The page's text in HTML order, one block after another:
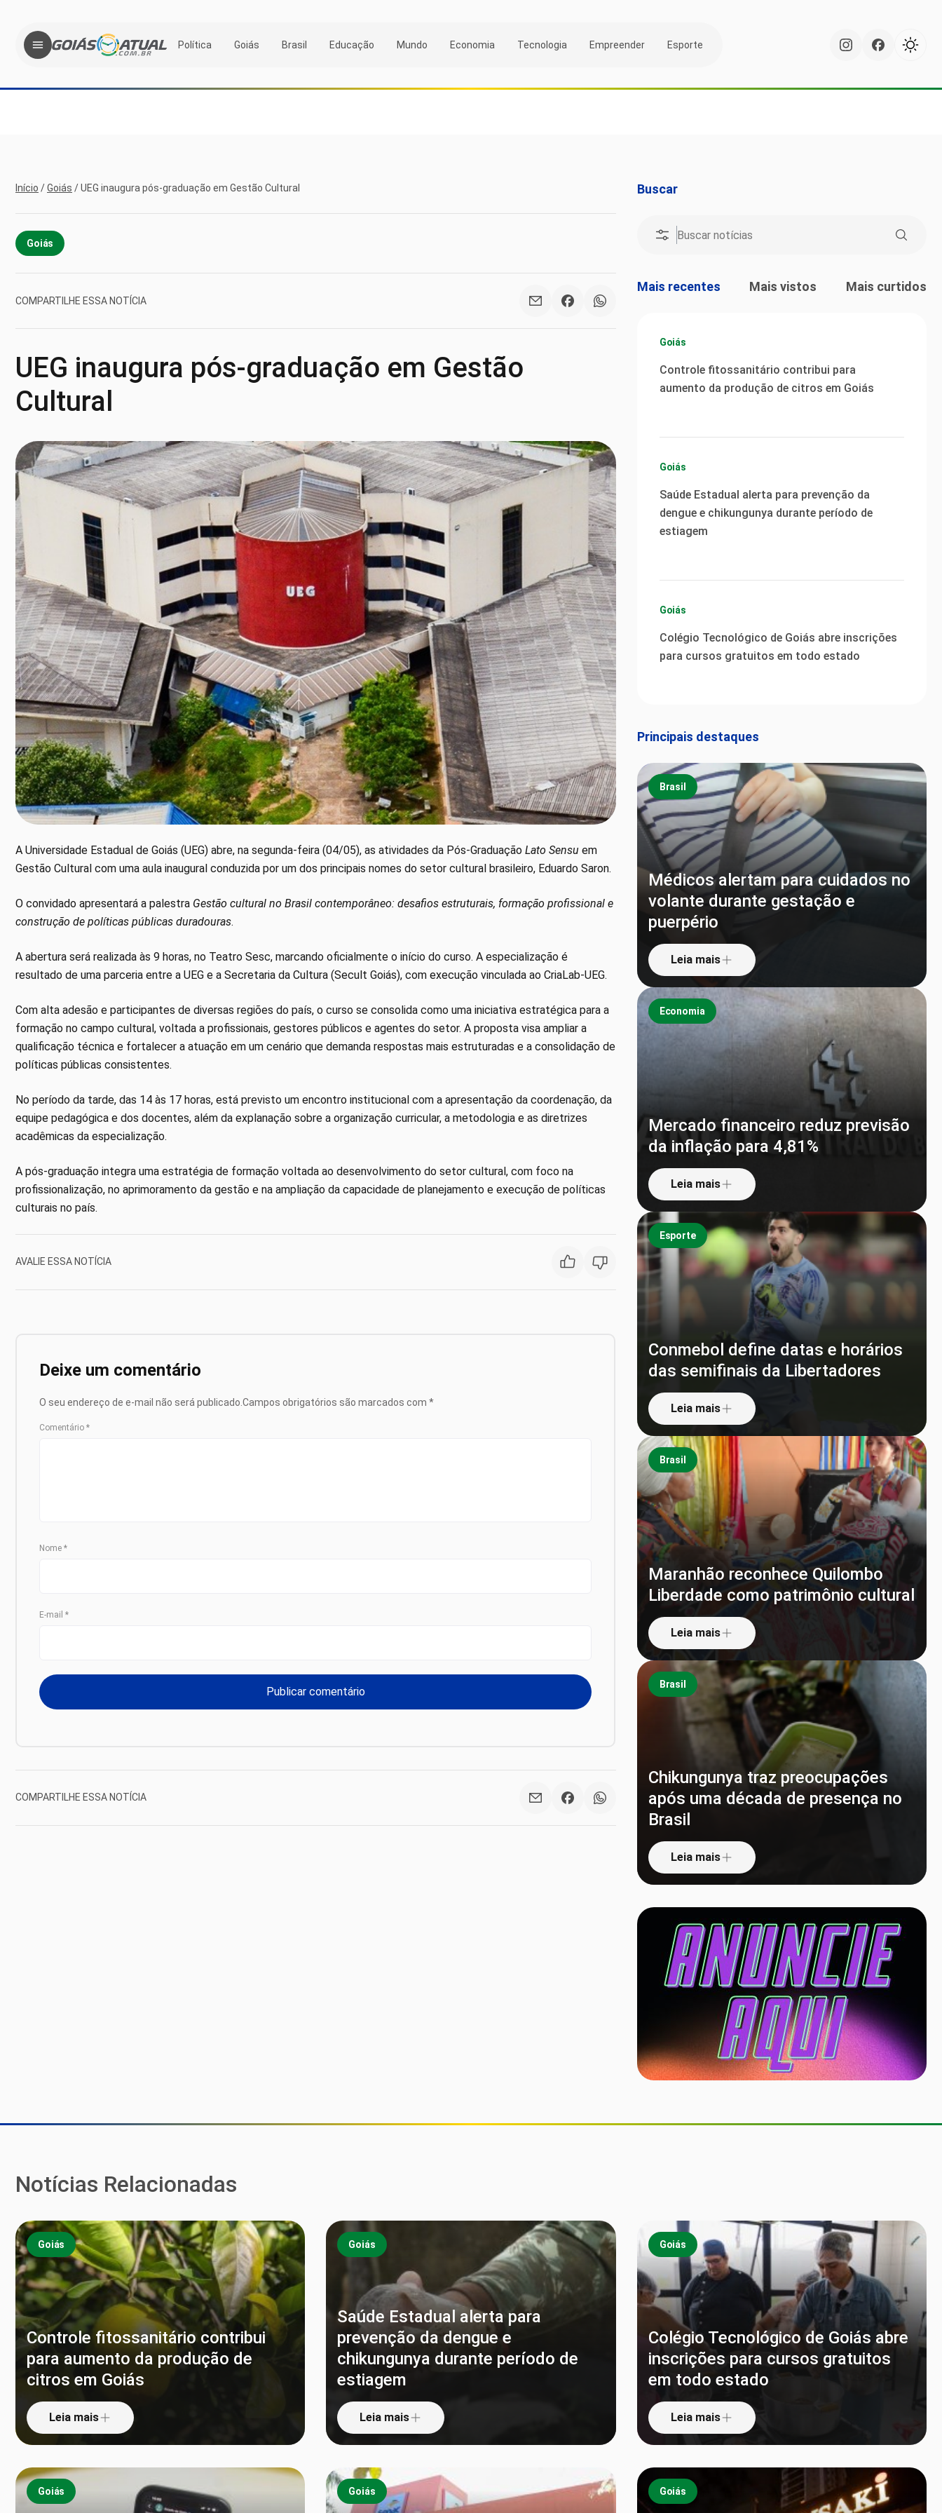
Política Goiás Brasil Educação Mundo Economia Tecnologia Empreender Esporte
Início /Goiás /UEG inaugura pós-graduação em Gestão Cultural
Goiás
COMPARTILHE ESSA NOTÍCIA
UEG inaugura pós-graduação em Gestão
Cultural
A Universidade Estadual de Goiás (UEG) abre, na segunda-feira (04/05), as atividades da Pós-Graduação Lato Sensu em
Gestão Cultural com uma aula inaugural conduzida por um dos principais nomes do setor cultural brasileiro, Eduardo Saron.
O convidado apresentará a palestra Gestão cultural no Brasil contemporâneo: desafios estruturais, formação profissional e
construção de políticas públicas duradouras.
A abertura será realizada às 9 horas, no Teatro Sesc, marcando oficialmente o início do curso. A especialização é
resultado de uma parceria entre a UEG e a Secretaria da Cultura (Secult Goiás), com execução vinculada ao CriaLab-UEG.
Com alta adesão e participantes de diversas regiões do país, o curso se consolida como uma iniciativa estratégica para a
formação no campo cultural, voltada a profissionais, gestores públicos e agentes do setor. A proposta visa ampliar a
qualificação técnica e fortalecer a atuação em um cenário que demanda respostas mais estruturadas e a consolidação de
políticas públicas consistentes.
No período da tarde, das 14 às 17 horas, está previsto um encontro institucional com a apresentação da coordenação, da
equipe pedagógica e dos docentes, além da explanação sobre a organização curricular, a metodologia e as diretrizes
acadêmicas da especialização.
A pós-graduação integra uma estratégia de formação voltada ao desenvolvimento do setor cultural, com foco na
profissionalização, no aprimoramento da gestão e na ampliação da capacidade de planejamento e execução de políticas
culturais no país.
AVALIE ESSA NOTÍCIA
Deixe um comentário
O seu endereço de e-mail não será publicado. Campos obrigatórios são marcados com *
Comentário *
Nome *
E-mail *
COMPARTILHE ESSA NOTÍCIA
Buscar
Mais recentes Mais vistos Mais curtidos
Goiás
Controle fitossanitário contribui para
aumento da produção de citros em Goiás
Goiás
Saúde Estadual alerta para prevenção da
dengue e chikungunya durante período de
estiagem
Goiás
Colégio Tecnológico de Goiás abre inscrições
para cursos gratuitos em todo estado
Principais destaques
Brasil
Médicos alertam para cuidados no
volante durante gestação e
puerpério
Leia mais
Economia
Mercado financeiro reduz previsão
da inflação para 4,81%
Leia mais
Esporte
Conmebol define datas e horários
das semifinais da Libertadores
Leia mais
Brasil
Maranhão reconhece Quilombo
Liberdade como patrimônio cultural
Leia mais
Brasil
Chikungunya traz preocupações
após uma década de presença no
Brasil
Leia mais
Notícias Relacionadas
Goiás
Controle fitossanitário contribui
para aumento da produção de
citros em Goiás
Leia mais
Goiás
Saúde Estadual alerta para
prevenção da dengue e
chikungunya durante período de
estiagem
Leia mais
Goiás
Colégio Tecnológico de Goiás abre
inscrições para cursos gratuitos
em todo estado
Leia mais
Goiás Goiás Goiás